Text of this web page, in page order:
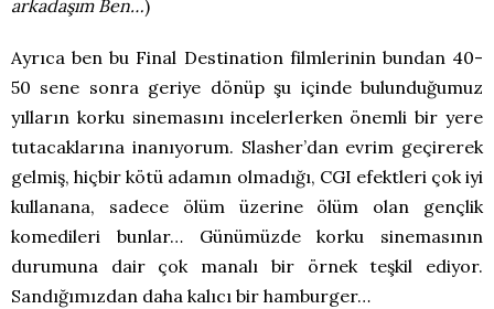
arkadaşım Ben…)
Ayrıca ben bu Final Destination filmlerinin bundan 40-
50 sene sonra geriye dönüp şu içinde bulunduğumuz
yılların korku sinemasını incelerlerken önemli bir yere
tutacaklarına inanıyorum. Slasher’dan evrim geçirerek
gelmiş, hiçbir kötü adamın olmadığı, CGI efektleri çok iyi
kullanana, sadece ölüm üzerine ölüm olan gençlik
komedileri bunlar… Günümüzde korku sinemasının
durumuna dair çok manalı bir örnek teşkil ediyor.
Sandığımızdan daha kalıcı bir hamburger…